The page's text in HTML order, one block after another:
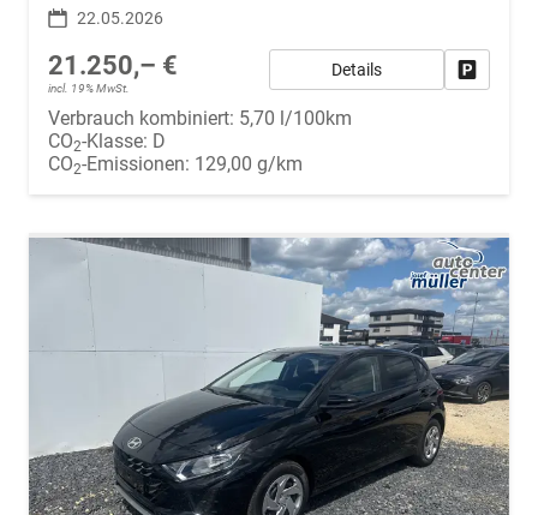
22.05.2026
21.250,– €
incl. 19% MwSt.
Details
Verbrauch kombiniert: 5,70 l/100km
CO2-Klasse: D
CO2-Emissionen: 129,00 g/km